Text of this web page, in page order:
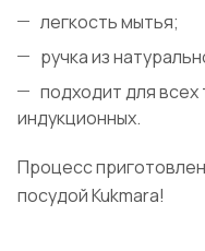
легкость мытья;
ручка из
подходит для всех
индукционных.
Процесс
посудой Kukmara!